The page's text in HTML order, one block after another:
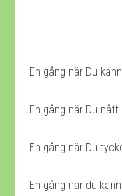
En gång när Du
En gång när Du
En gång när Du
En gång när du